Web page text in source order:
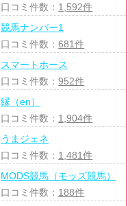
口コミ件数： 1,592件
競馬ナンバー1
口コミ件数：681件
スマートホース
口コミ件数：952件
縁（en）
口コミ件数： 1,904件
うまジェネ
口コミ件数： 1,481件
MODS競馬（モッズ競馬）
口コミ件数： 188件